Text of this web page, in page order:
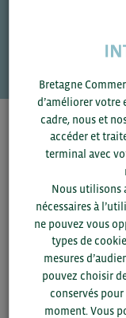
Pour voir les
département et
Bretagne
d’améliorer votre
cadre, nous et
accéder et
terminal avec
Nous utilisons
nécessaires à
ne pouvez vous
types de
mesures
pouvez choisir
conservés
moment. Vous